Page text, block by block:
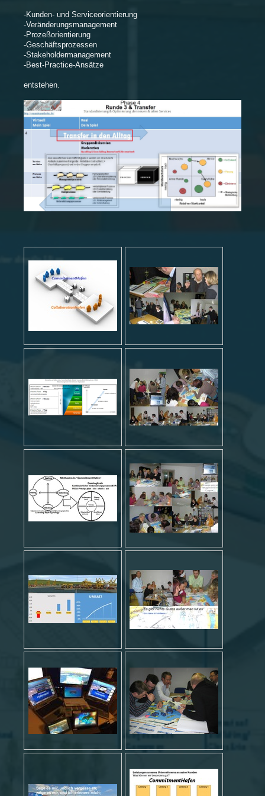
-Kunden- und Serviceorientierung
-Veränderungsmanagement
-Prozeßorientierung
-Geschäftsprozessen
-Stakeholdermanagement
-Best-Practice-Ansätze
entstehen.